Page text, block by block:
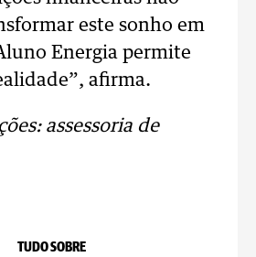
este sonho em
Energia permite
afirma.
assessoria de
TUDO SOBRE